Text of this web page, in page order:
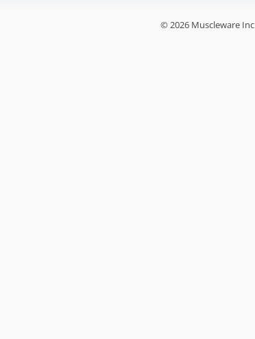
© 2026 Muscleware Inc